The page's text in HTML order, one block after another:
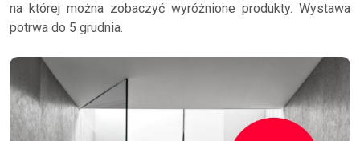
na której można zobaczyć wyróżnione produkty. Wystawa
potrwa do 5 grudnia.